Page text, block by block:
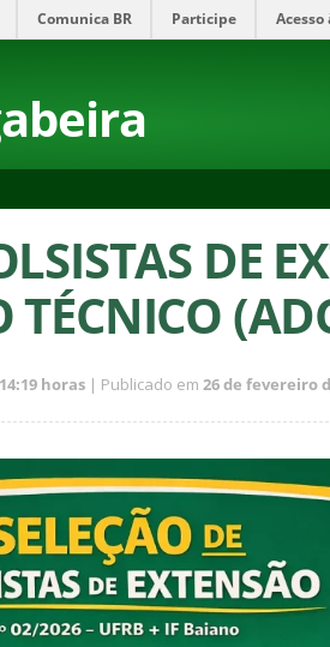
Comunica BR Participe
DE
horas | Publicado em 26 de fevereiro